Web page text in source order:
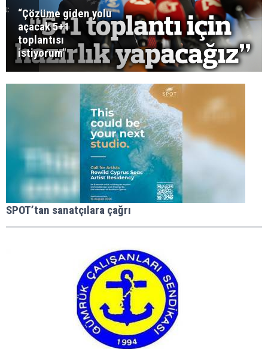
“Çözüme giden yolu
açacak 5+1
toplantısı
istiyorum"
SPOT’tan sanatçılara çağrı